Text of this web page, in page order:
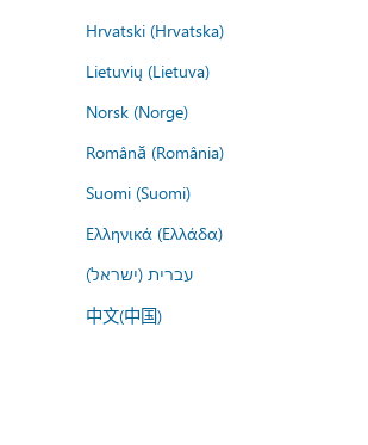
Hrvatski (Hrvatska)
Lietuvių (Lietuva)
Norsk (Norge)
Română (România)
Suomi (Suomi)
Ελληνικά (Ελλάδα)
עברית (ישראל)
中文(中国)